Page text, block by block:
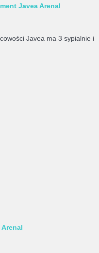
Javea Arenal
Javea ma 3 sypialnie i